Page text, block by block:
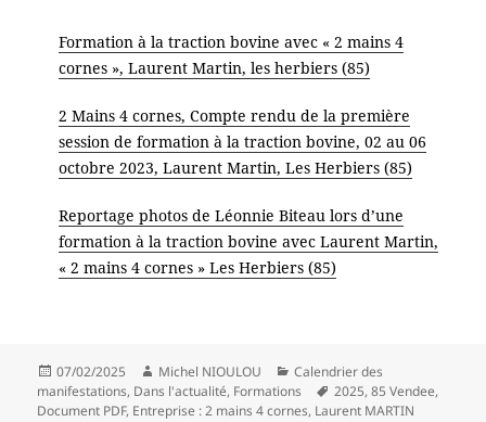
Formation à la traction bovine avec « 2 mains 4
cornes », Laurent Martin, les herbiers (85)
2 Mains 4 cornes, Compte rendu de la première
session de formation à la traction bovine, 02 au 06
octobre 2023, Laurent Martin, Les Herbiers (85)
Reportage photos de Léonnie Biteau lors d’une
formation à la traction bovine avec Laurent Martin,
« 2 mains 4 cornes » Les Herbiers (85)
Publié
le
07/02/2025 Auteur
Michel NIOULOU Catégories
Calendrier des
manifestations, Dans l'actualité, Formations
Mots-
clés
2025,85 Vendee,
Document PDF, Entreprise : 2 mains 4 cornes, Laurent MARTIN